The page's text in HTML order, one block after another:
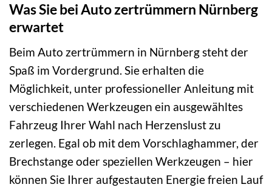
Was Sie bei Auto zertrümmern Nürnberg
erwartet
Beim Auto zertrümmern in Nürnberg steht der
Spaß im Vordergrund. Sie erhalten die
Möglichkeit, unter professioneller Anleitung mit
verschiedenen Werkzeugen ein ausgewähltes
Fahrzeug Ihrer Wahl nach Herzenslust zu
zerlegen. Egal ob mit dem Vorschlaghammer, der
Brechstange oder speziellen Werkzeugen – hier
können Sie Ihrer aufgestauten Energie freien Lauf